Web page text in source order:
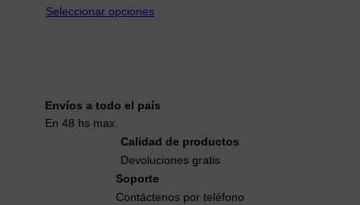
Seleccionar opciones
Envíos a todo el país
En 48 hs max.
Calidad de productos
Devoluciones gratis
Soporte
Contáctenos por teléfono